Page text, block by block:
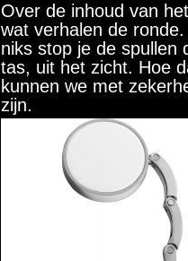
Over de inhoud van
wat verhalen de
niks stop je de spullen
tas, uit het zicht. Hoe
kunnen we met
zijn.